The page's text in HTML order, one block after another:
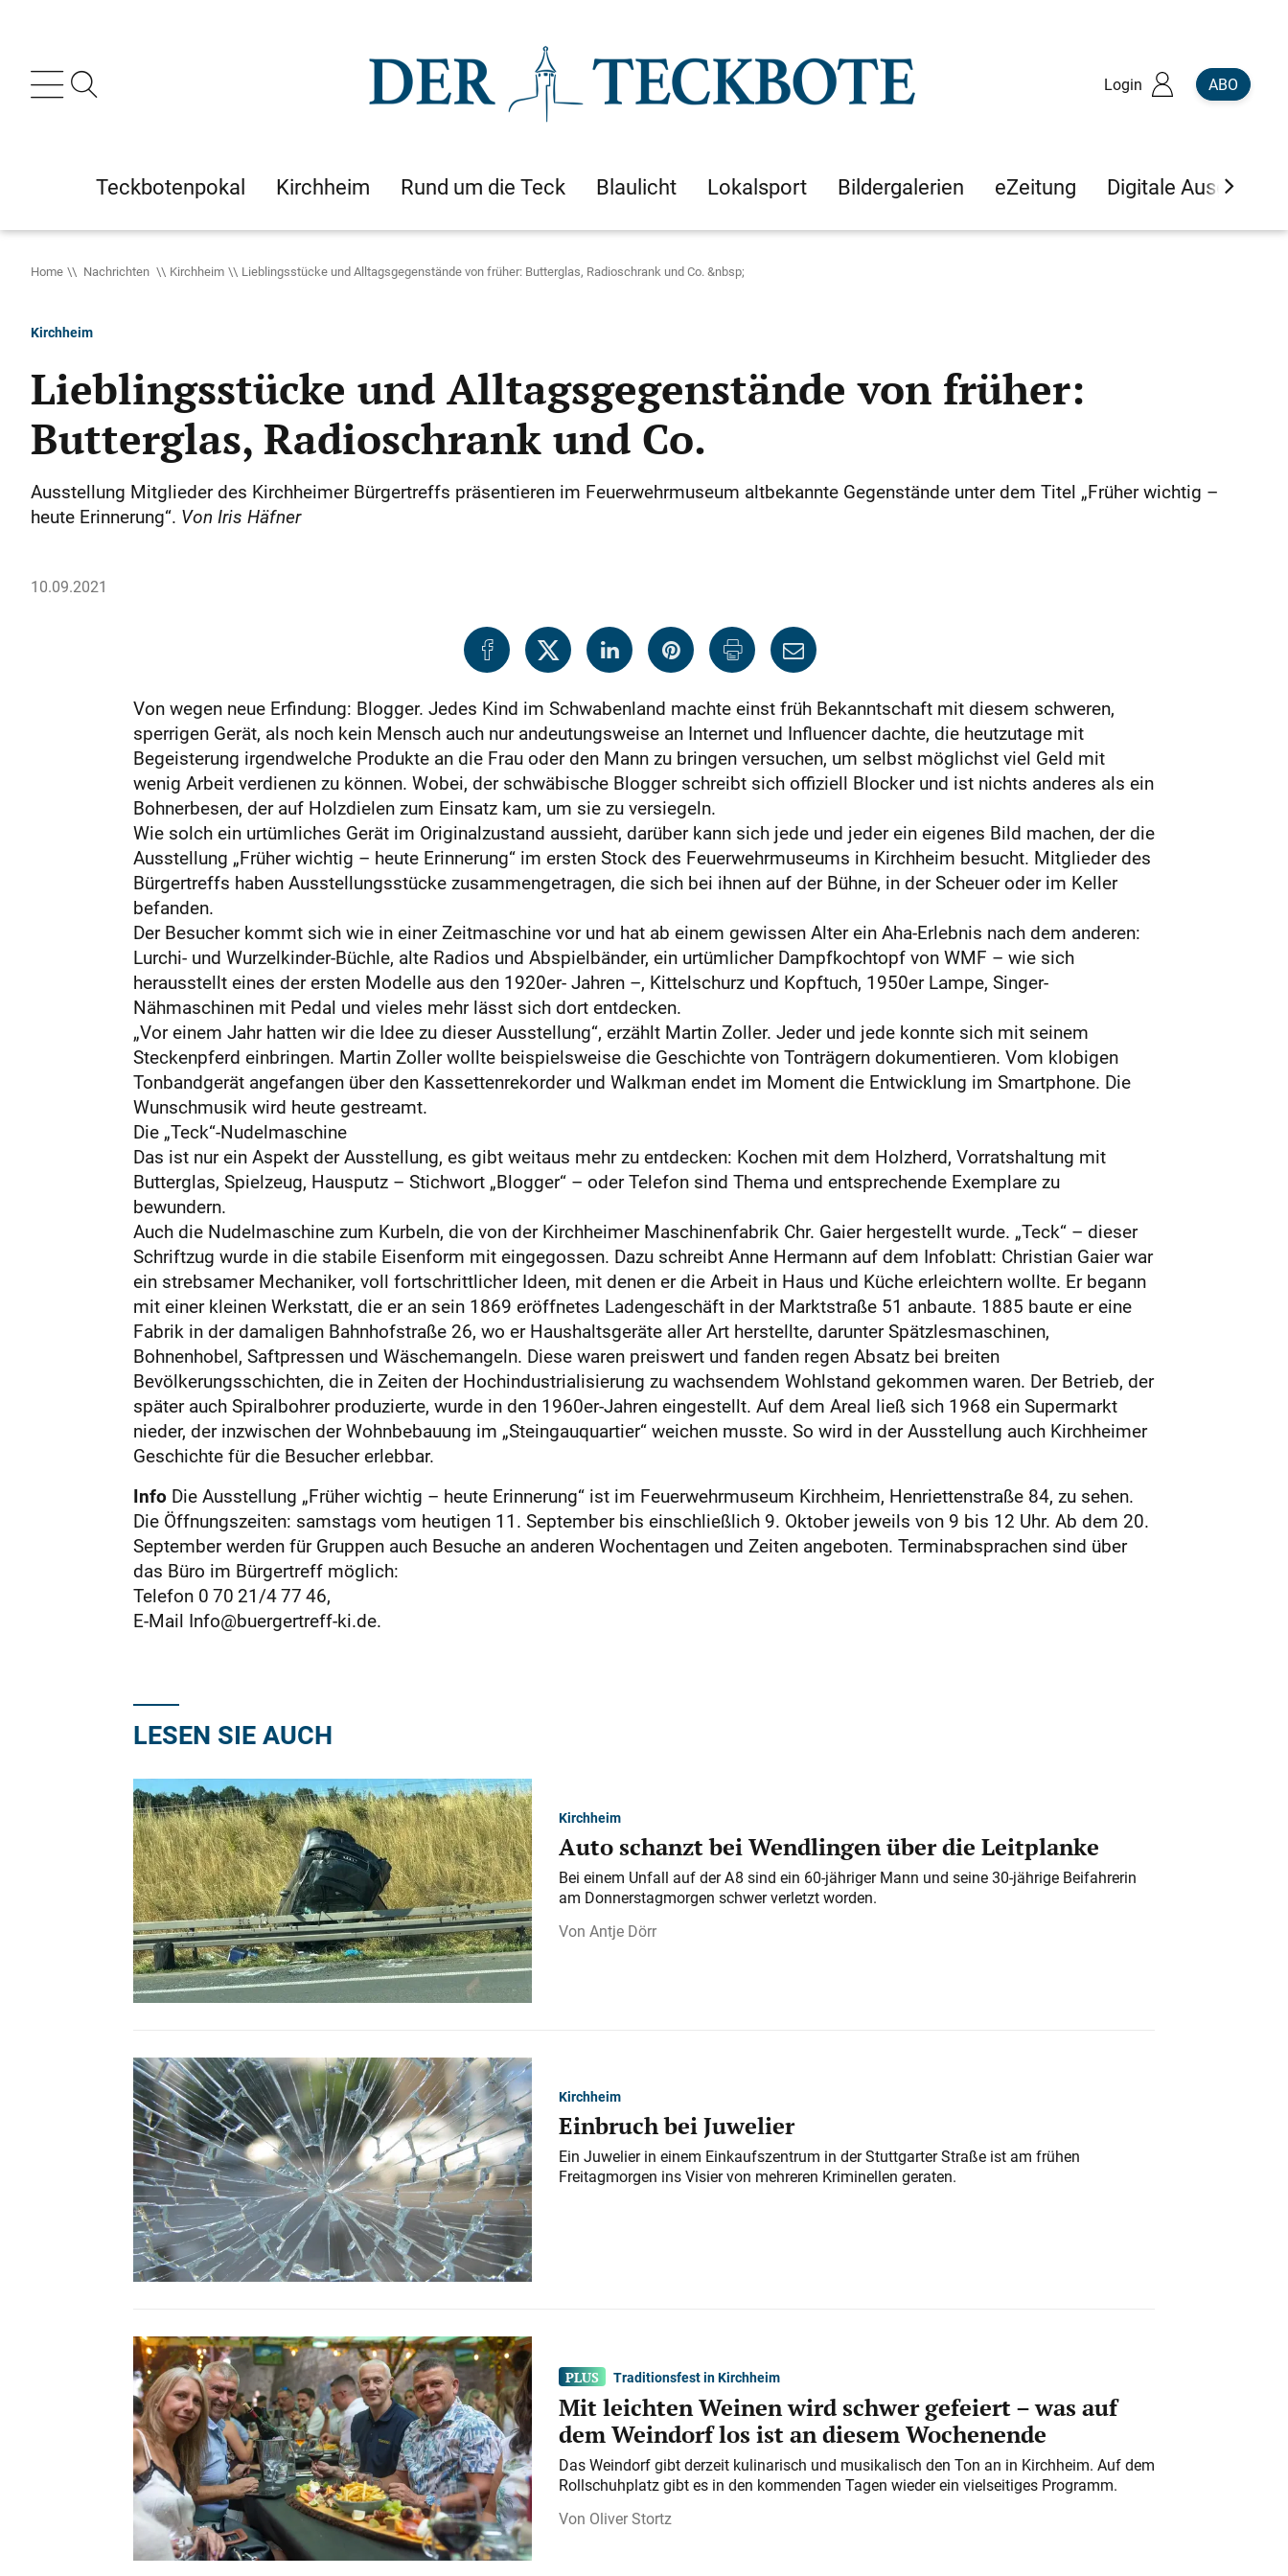
Login ABO
Teckbotenpokal Kirchheim Rund um die Teck Blaulicht Lokalsport Bildergalerien eZeitung Digitale Ausgaben
Home Nachrichten Kirchheim Lieblingsstücke und Alltagsgegenstände von früher: Butterglas, Radioschrank und Co. &nbsp;
Kirchheim
Lieblingsstücke und Alltagsgegenstände von früher:
Butterglas, Radioschrank und Co.
Ausstellung Mitglieder des Kirchheimer Bürgertreffs präsentieren im Feuerwehrmuseum altbekannte Gegenstände unter dem Titel „Früher wichtig –
heute Erinnerung“. Von Iris Häfner
10.09.2021
Von wegen neue Erfindung: Blogger. Jedes Kind im Schwabenland machte einst früh Bekanntschaft mit diesem schweren,
sperrigen Gerät, als noch kein Mensch auch nur andeutungsweise an Internet und Influencer dachte, die heutzutage mit
Begeisterung irgendwelche Produkte an die Frau oder den Mann zu bringen versuchen, um selbst möglichst viel Geld mit
wenig Arbeit verdienen zu können. Wobei, der schwäbische Blogger schreibt sich offiziell Blocker und ist nichts anderes als ein
Bohnerbesen, der auf Holzdielen zum Einsatz kam, um sie zu versiegeln.
Wie solch ein urtümliches Gerät im Originalzustand aussieht, darüber kann sich jede und jeder ein eigenes Bild machen, der die
Ausstellung „Früher wichtig – heute Erinnerung“ im ersten Stock des Feuerwehrmuseums in Kirchheim besucht. Mitglieder des
Bürgertreffs haben Ausstellungsstücke zusammengetragen, die sich bei ihnen auf der Bühne, in der Scheuer oder im Keller
befanden.
Der Besucher kommt sich wie in einer Zeitmaschine vor und hat ab einem gewissen Alter ein Aha-Erlebnis nach dem anderen:
Lurchi- und Wurzelkinder-Büchle, alte Radios und Abspielbänder, ein urtümlicher Dampfkochtopf von WMF – wie sich
herausstellt eines der ersten Modelle aus den 1920er- Jahren –, Kittelschurz und Kopftuch, 1950er Lampe, Singer-
Nähmaschinen mit Pedal und vieles mehr lässt sich dort entdecken.
„Vor einem Jahr hatten wir die Idee zu dieser Ausstellung“, erzählt Martin Zoller. Jeder und jede konnte sich mit seinem
Steckenpferd einbringen. Martin Zoller wollte beispielsweise die Geschichte von Tonträgern dokumentieren. Vom klobigen
Tonbandgerät angefangen über den Kassettenrekorder und Walkman endet im Moment die Entwicklung im Smartphone. Die
Wunschmusik wird heute gestreamt.
Die „Teck“-Nudelmaschine
Das ist nur ein Aspekt der Ausstellung, es gibt weitaus mehr zu entdecken: Kochen mit dem Holzherd, Vorratshaltung mit
Butterglas, Spielzeug, Hausputz – Stichwort „Blogger“ – oder Telefon sind Thema und entsprechende Exemplare zu
bewundern.
Auch die Nudelmaschine zum Kurbeln, die von der Kirchheimer Maschinenfabrik Chr. Gaier hergestellt wurde. „Teck“ – dieser
Schriftzug wurde in die stabile Eisenform mit eingegossen. Dazu schreibt Anne Hermann auf dem Infoblatt: Christian Gaier war
ein strebsamer Mechaniker, voll fortschrittlicher Ideen, mit denen er die Arbeit in Haus und Küche erleichtern wollte. Er begann
mit einer kleinen Werkstatt, die er an sein 1869 eröffnetes Ladengeschäft in der Marktstraße 51 anbaute. 1885 baute er eine
Fabrik in der damaligen Bahnhofstraße 26, wo er Haushaltsgeräte aller Art herstellte, darunter Spätzlesmaschinen,
Bohnenhobel, Saftpressen und Wäschemangeln. Diese waren preiswert und fanden regen Absatz bei breiten
Bevölkerungsschichten, die in Zeiten der Hochindustrialisierung zu wachsendem Wohlstand gekommen waren. Der Betrieb, der
später auch Spiralbohrer produzierte, wurde in den 1960er-Jahren eingestellt. Auf dem Areal ließ sich 1968 ein Supermarkt
nieder, der inzwischen der Wohnbebauung im „Steingauquartier“ weichen musste. So wird in der Ausstellung auch Kirchheimer
Geschichte für die Besucher erlebbar.
Info Die Ausstellung „Früher wichtig – heute Erinnerung“ ist im Feuer­wehrmuseum Kirchheim, Henriettenstraße 84, zu sehen.
Die Öffnungszeiten: samstags vom heutigen 11. September bis einschließlich 9. Oktober jeweils von 9 bis 12 Uhr. Ab dem 20.
September werden für Gruppen auch Besuche an anderen Wochentagen und Zeiten angeboten. Terminabsprachen sind über
das Büro im Bürgertreff möglich:
Telefon 0 70 21/4 77 46,
E-Mail Info@buergertreff-ki.de.
LESEN SIE AUCH
Kirchheim
Auto schanzt bei Wendlingen über die Leitplanke
Bei einem Unfall auf der A 8 sind ein 60-jähriger Mann und seine 30-jährige Beifahrerin
am Donnerstagmorgen schwer verletzt worden.
Antje Dörr
Kirchheim
Einbruch bei Juwelier
Ein Juwelier in einem Einkaufszentrum in der Stuttgarter Straße ist am frühen
Freitagmorgen ins Visier von mehreren Kriminellen geraten.
Traditionsfest in Kirchheim
Mit leichten Weinen wird schwer gefeiert – was auf
dem Weindorf los ist an diesem Wochenende
Das Weindorf gibt derzeit kulinarisch und musikalisch den Ton an in Kirchheim. Auf dem
Rollschuhplatz gibt es in den kommenden Tagen wieder ein vielseitiges Programm.
Oliver Stortz